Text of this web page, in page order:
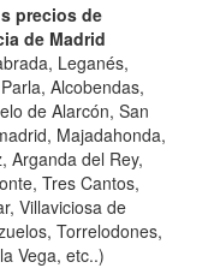
precios de
de Madrid
Leganés,
Alcobendas,
de Alarcón, San
Majadahonda,
Arganda del Rey,
Tres Cantos,
Villaviciosa de
Torrelodones,
Vega, etc..)